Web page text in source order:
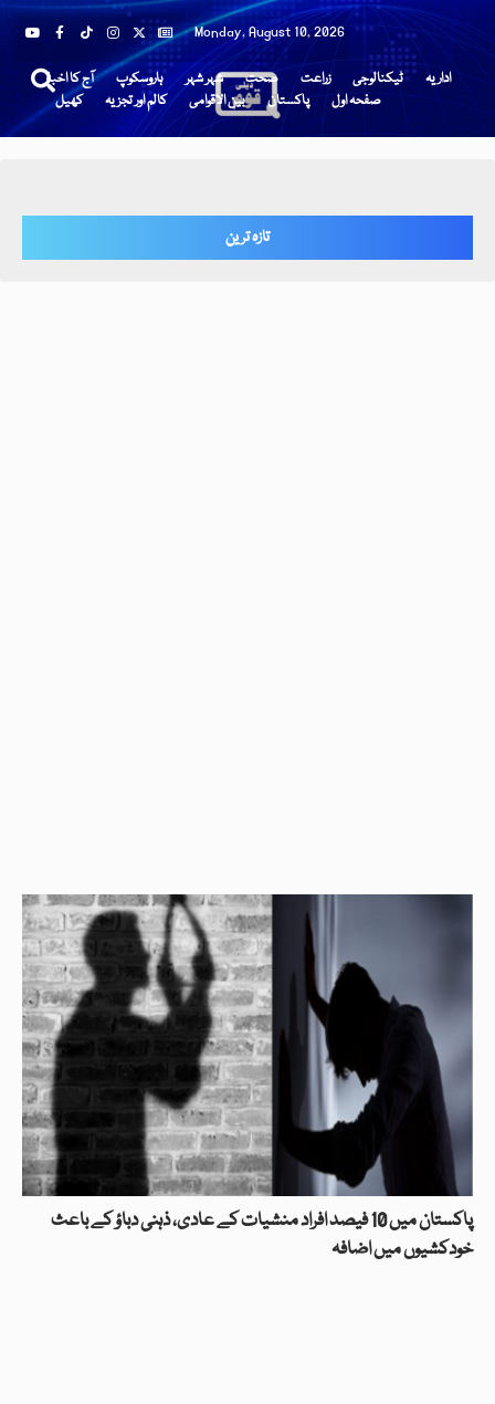
Monday, August 10, 2026
آج کا اخبار ہاروسکوپ شہر شہر صحت زراعت ٹیکنالوجی
اداریہ
کھیل
کالم اور تجزیہ بین الاقوامی پاکستان صفحہ اول
تازہ ترین
پاکستان میں 10 فیصد افراد منشیات کے عادی، ذہنی دباؤ کے باعث
خودکشیوں میں اضافہ